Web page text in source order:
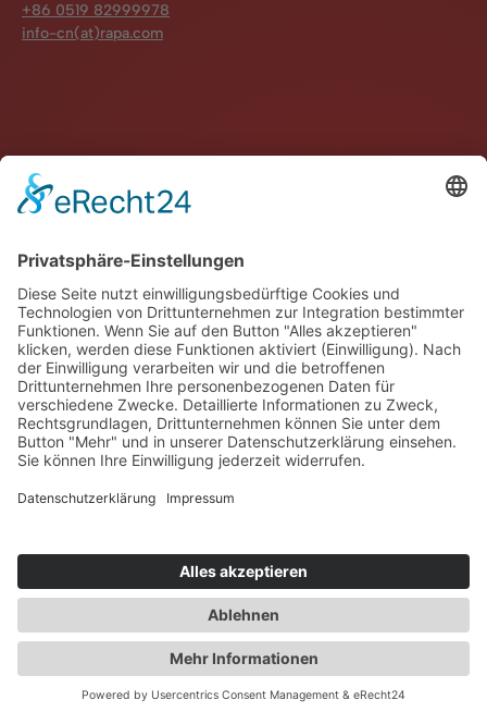
+86 0519 82999978
info-cn(at)rapa.com
Impressum
GROUP
AUTOMOTIVE
HEALTHCARE
INDUSTRY
THE HEART OF INNOVATION